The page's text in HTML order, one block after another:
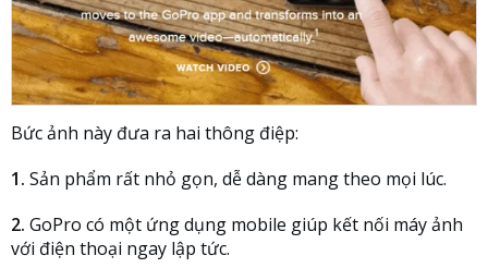
Bức ảnh này đưa ra hai thông điệp:
1. Sản phẩm rất nhỏ gọn, dễ dàng mang theo mọi lúc.
2. GoPro có một ứng dụng mobile giúp kết nối máy ảnh
với điện thoại ngay lập tức.